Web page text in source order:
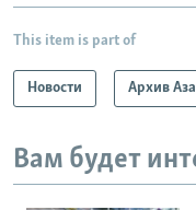
This item is part of
Новости Архив
Вам будет